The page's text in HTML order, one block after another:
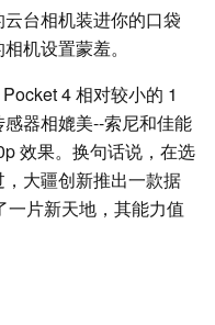
台相机装进你的口袋
机设置蒙羞。
4 相对较小的 1
器相媲美--索尼和佳能
效果。换句话说，在选
大疆创新推出一款据
一片新天地，其能力值